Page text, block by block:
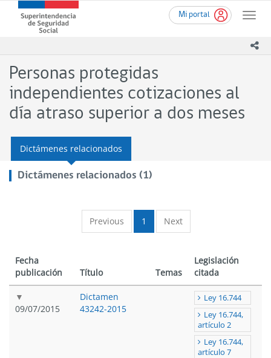
contenido
Mi portal
Toggle
Superintendencia
de
-
Gobierno
de
Chile
Personas protegidas
independientes cotizaciones al
día atraso superior a dos meses
Dictámenes relacionados
Dictámenes relacionados (1)
Previous 1 Next
Fecha
publicación
Título Temas
Legislación
citada
09/07/2015
Dictamen
43242-2015
Ley 16.744
Ley 16.744,
artículo 2
Ley 16.744,
artículo 7